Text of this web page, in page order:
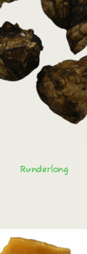
Runderlong